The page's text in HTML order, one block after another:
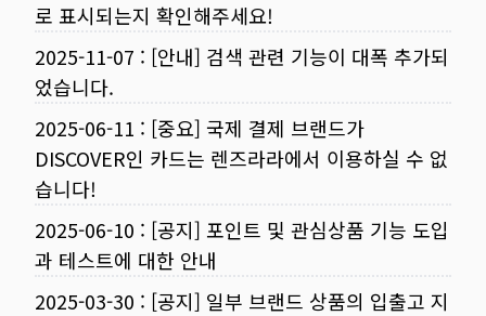
로 표시되는지 확인해주세요!
2025-11-07 : [안내] 검색 관련 기능이 대폭 추가되
었습니다.
2025-06-11 : [중요] 국제 결제 브랜드가
DISCOVER인 카드는 렌즈라라에서 이용하실 수 없
습니다!
2025-06-10 : [공지] 포인트 및 관심상품 기능 도입
과 테스트에 대한 안내
2025-03-30 : [공지] 일부 브랜드 상품의 입출고 지